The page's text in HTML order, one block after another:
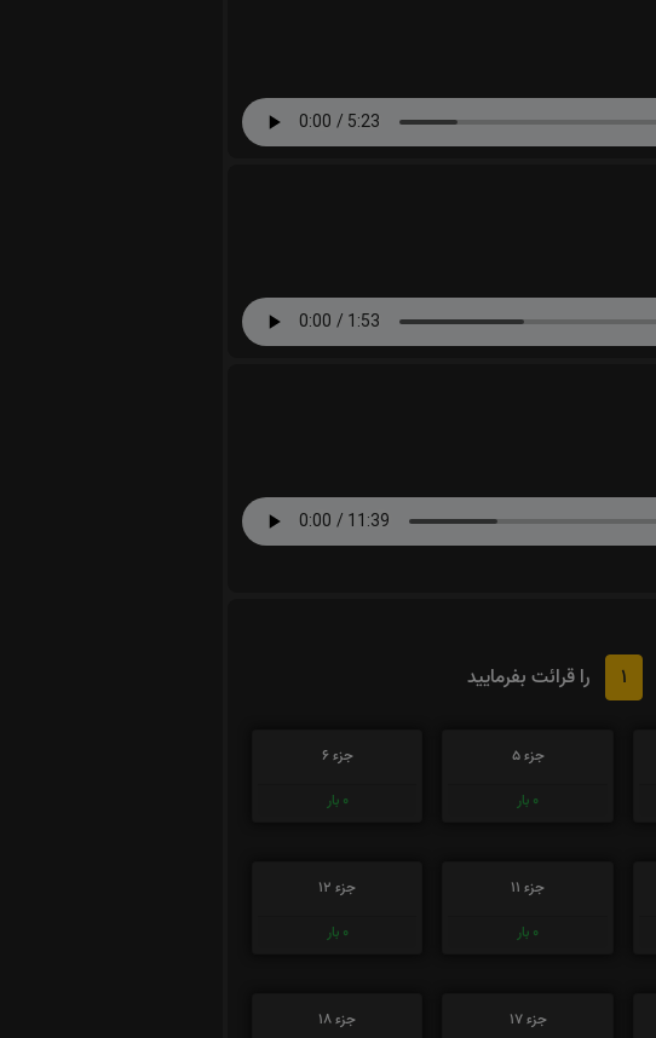
1 را قرائت بفرمایید
جزء 5
0 بار
جزء 6
0 بار
جزء 11
0 بار
جزء 12
0 بار
جزء 17 جزء 18